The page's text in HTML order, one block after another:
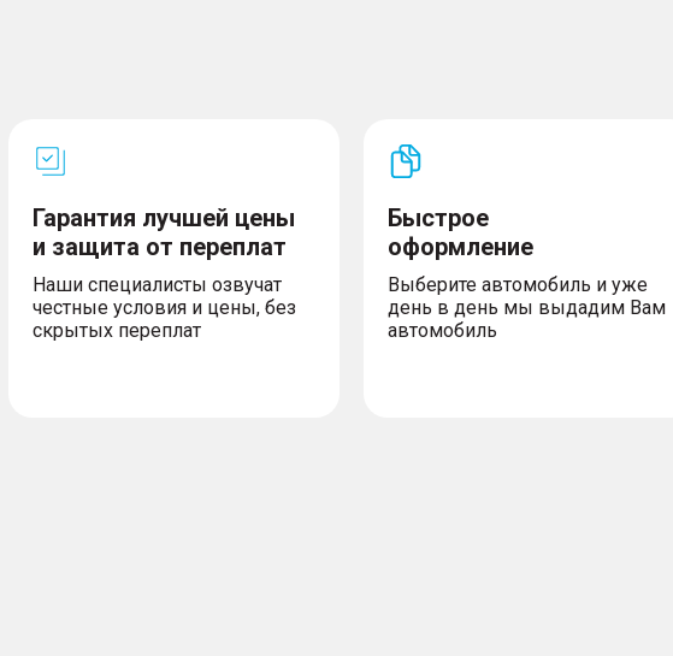
Гарантия лучшей цены
и защита от переплат
Наши специалисты озвучат
честные условия и цены, без
скрытых переплат
Быстрое
оформление
Выберите автомобиль и уже
день в день мы выдадим Вам
автомобиль